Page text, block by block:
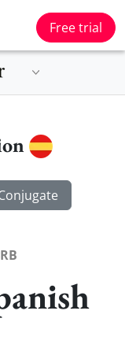
Free trial